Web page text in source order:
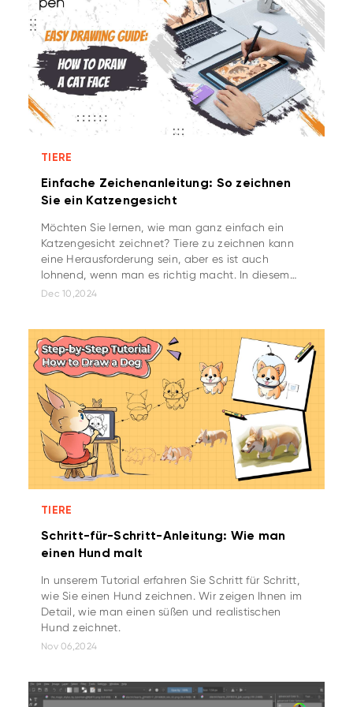
TIERE
Einfache Zeichenanleitung: So zeichnen
Sie ein Katzengesicht
Möchten Sie lernen, wie man ganz einfach ein
Katzengesicht zeichnet? Tiere zu zeichnen kann
eine Herausforderung sein, aber es ist auch
lohnend, wenn man es richtig macht. In diesem
Tutorial zeigen wir Ihnen, wie Sie eine Katze in
Dec 10,2024
TIERE
Schritt-für-Schritt-Anleitung: Wie man
einen Hund malt
In unserem Tutorial erfahren Sie Schritt für Schritt,
wie Sie einen Hund zeichnen. Wir zeigen Ihnen im
Detail, wie man einen süßen und realistischen
Hund zeichnet.
Nov 06,2024